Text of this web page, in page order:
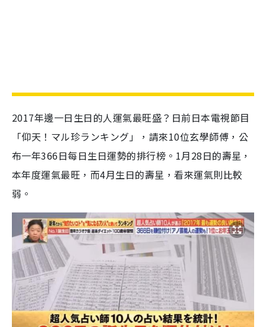
2017年邊一日生日的人運氣最旺盛？日前日本電視節目
「仰天！マル珍ランキング」，請來10位玄學師傅，公
布一年366日每日生日運勢的排行榜。1月28日的壽星，
本年度運氣最旺，而4月生日的壽星，看來運氣則比較
弱。